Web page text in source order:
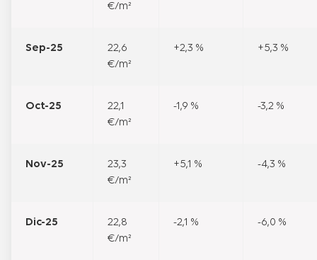
€/m²
Sep-25
22,6
€/m²
+2,3 % +5,3 %
Oct-25
22,1
€/m²
-1,9 % -3,2 %
Nov-25
23,3
€/m²
+5,1 % -4,3 %
Dic-25
22,8
€/m²
-2,1 % -6,0 %